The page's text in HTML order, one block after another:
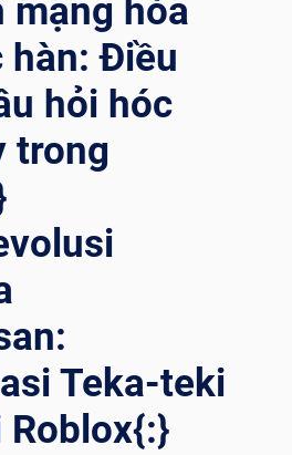
I
R
N
E
C
D
mạng hóa
hàn: Điều
hỏi hóc
trong
Teka-teki
Roblox{:}